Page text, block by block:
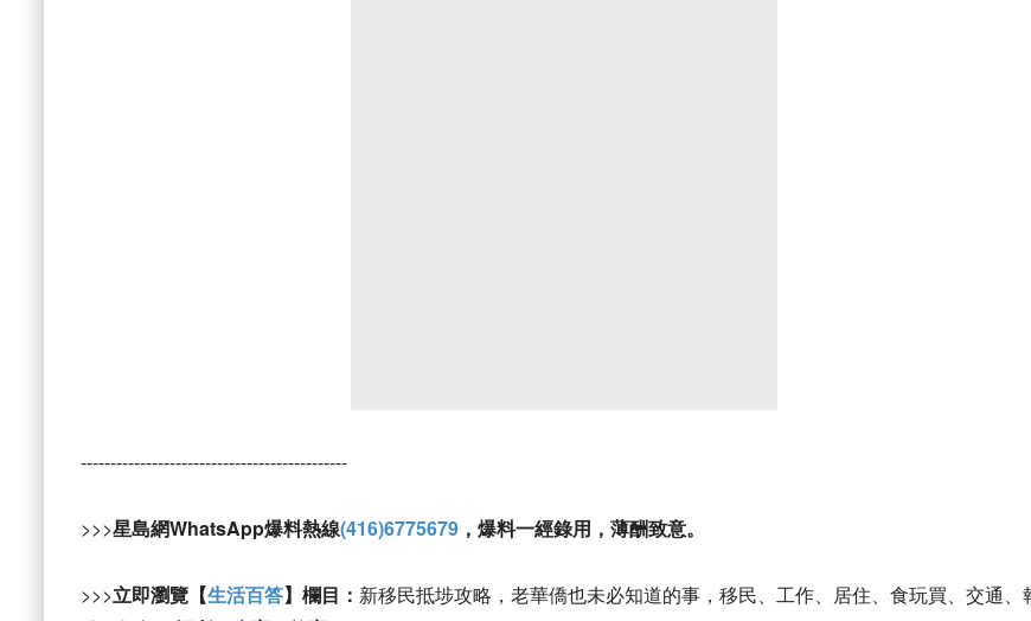
---------------------------------------------
>>>星島網WhatsApp爆料熱線(416)6775679 ，爆料一經錄用，薄酬致意。
>>>立即瀏覽【生活百答】欄目： 新移民抵埗攻略，老華僑也未必知道的事，移民、工作、居住、食玩買、交通、